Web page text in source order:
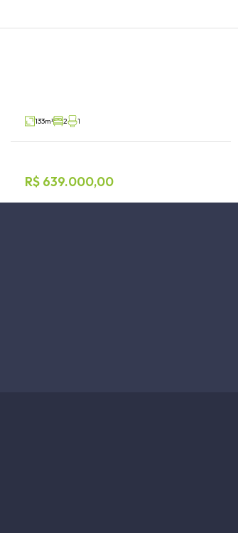
133m² 2 1
R$ 639.000,00